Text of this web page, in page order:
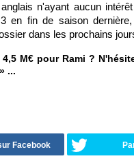
n'ayant aucun
en fin de saison
dans les prochains
M€ pour Rami ?
» ...
Facebook